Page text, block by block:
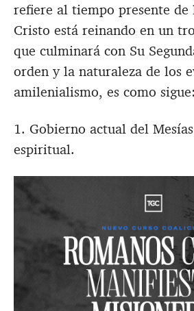
refiere al tiempo presente de
Cristo está reinando en un
que culminará con Su
orden y la naturaleza de los
amilenialismo, es como sigue:
1. Gobierno actual del
espiritual.